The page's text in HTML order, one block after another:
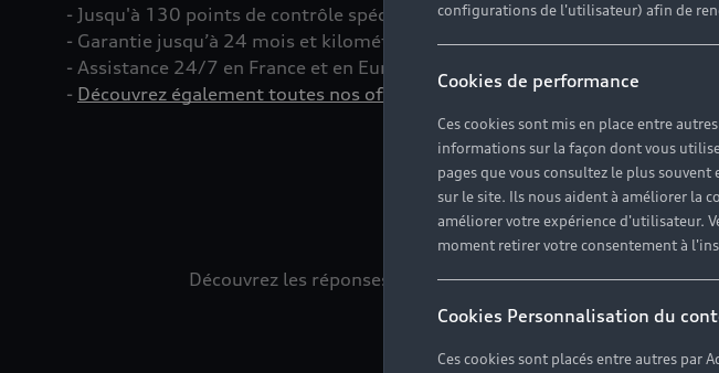
- Jusqu'à 130 points de contrôle spécifiques à chaque motorisation
- Garantie jusqu’à 24 mois et kilométrage illimité
- Assistance 24/7 en France et en Europe
- Découvrez également toutes nos offres d’entretien, à partir de 19€/mois
Les
Découvrez les réponses à vos diverses questions autour de
configurations de l'utilisateur) afin de
Cookies de performance
Ces cookies sont mis en place entre
informations sur la façon dont vous
pages que vous consultez le plus
sur le site. Ils nous aident à améliorer la
améliorer votre expérience d'utilisateur.
moment retirer votre consentement à
Cookies Personnalisation du
Ces cookies sont placés entre autres par